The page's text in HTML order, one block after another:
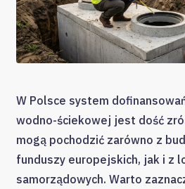
W Polsce system
wodno-ściekowej jest dość
mogą pochodzić zarówno z
funduszy europejskich, jak i z
samorządowych. Warto